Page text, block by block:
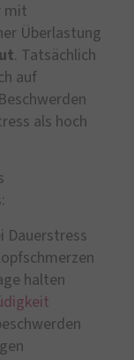
mit
Überlastung
. Tatsächlich
auf
als hoch
Dauerstress
halten